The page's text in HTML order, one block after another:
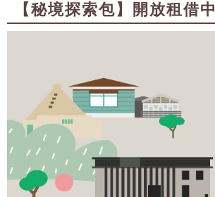
【秘境探索包】開放租借中